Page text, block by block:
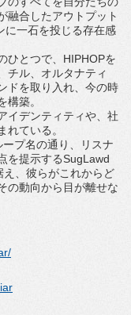
融合したアウトプット
に一石を投じる存在感
ひとつで、 HIPHOPを
チル、オルタナティ
を取り入れ、 今の時
築。
イデンティティや、 社
ている。
プ名の通り、リスナ
を提示するSugLawd
、 彼らがこれからど
の動向から目が離せな